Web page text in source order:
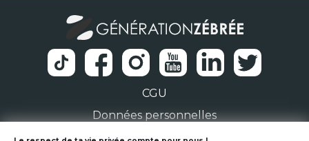
CGU
Données personnelles